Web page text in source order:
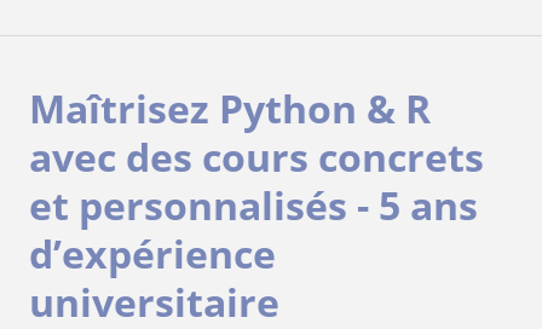
Maîtrisez Python & R
avec des cours concrets
et personnalisés - 5 ans
d’expérience
universitaire